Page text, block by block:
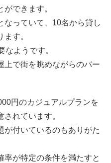
できます。
なっていて、10名から貸し
す。
なようです。
上で街を眺めながらのバー
円のカジュアルプランを
れています。
が付いているのもありがた
率が特定の条件を満たすと